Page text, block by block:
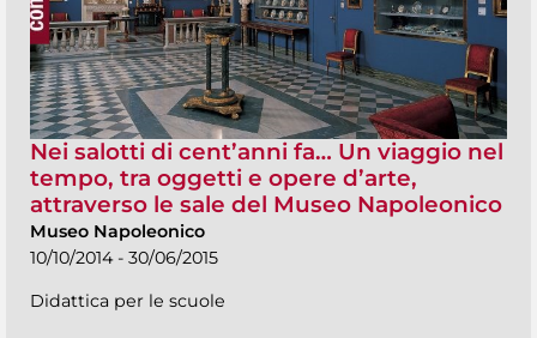
Nei salotti di cent’anni fa… Un viaggio nel
tempo, tra oggetti e opere d’arte,
attraverso le sale del Museo Napoleonico
Museo Napoleonico
10/10/2014 - 30/06/2015
Didattica per le scuole